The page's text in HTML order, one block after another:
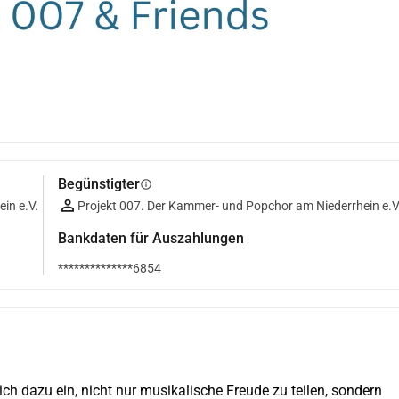
e.V.
Begünstigterinfo
Projekt 007. Der Kammer- und Popchor am Niederrhein
Bankdaten für Auszahlungen
**************6854
dazu ein, nicht nur musikalische Freude zu teilen, sondern